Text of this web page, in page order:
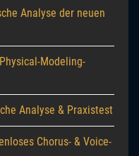
Analyse der neuen
Modeling-
Analyse & Praxistest
Chorus- & Voice-